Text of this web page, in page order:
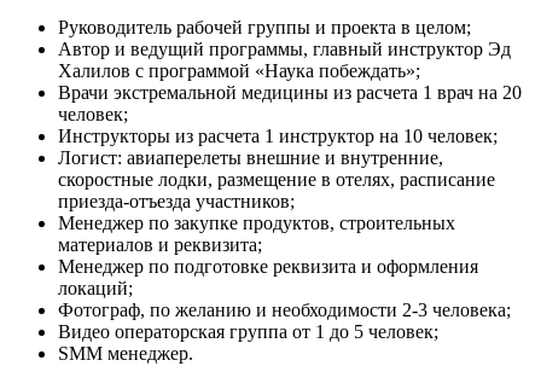
Руководитель рабочей группы и проекта в целом;
Автор и ведущий программы, главный инструктор Эд
Халилов с программой «Наука побеждать»;
Врачи экстремальной медицины из расчета 1 врач на 20
человек;
Инструкторы из расчета 1 инструктор на 10 человек;
Логист: авиаперелеты внешние и внутренние,
скоростные лодки, размещение в отелях, расписание
приезда-отъезда участников;
Менеджер по закупке продуктов, строительных
материалов и реквизита;
Менеджер по подготовке реквизита и оформления
локаций;
Фотограф, по желанию и необходимости 2-3 человека;
Видео операторская группа от 1 до 5 человек;
SMM менеджер.